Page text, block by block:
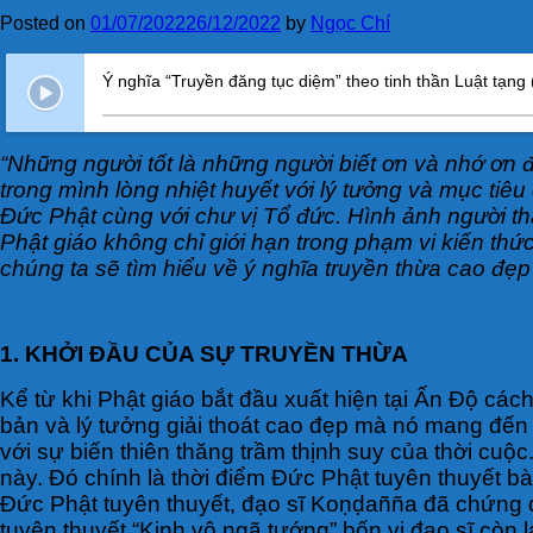
Posted on 01/07/202226/12/2022 by Ngọc Chí
Ý nghĩa “Truyền đăng tục diệm” theo tinh thần Luật
“Những người tốt là những người biết ơn và nhớ
trong mình lòng nhiệt huyết với lý tưởng và mục
Đức Phật cùng với chư vị Tổ đức. Hình ảnh người
Phật giáo không chỉ giới hạn trong phạm vi kiến
chúng ta sẽ tìm hiểu về ý nghĩa truyền thừa cao
1. KHỞI ĐẦU CỦA SỰ TRUYỀN THỪA
Kể từ khi Phật giáo bắt đầu xuất hiện tại Ấn Độ
bản và lý tưởng giải thoát cao đẹp mà nó mang
với sự biến thiên thăng trầm thịnh suy của thời
này. Đó chính là thời điểm Đức Phật tuyên thuyết
Đức Phật tuyên thuyết, đạo sĩ Koṇḍañña đã